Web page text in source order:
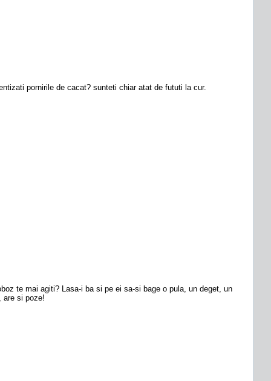
pornirile de cacat? sunteti chiar atat de fututi la cur.
te mai agiti? Lasa-i ba si pe ei sa-si bage o pula, un deget, un
are si poze!